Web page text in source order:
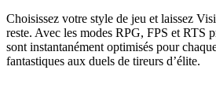
Choisissez votre style de jeu et laissez
reste. Avec les modes RPG, FPS et RTS
sont instantanément optimisés pour
fantastiques aux duels de tireurs d’élite.